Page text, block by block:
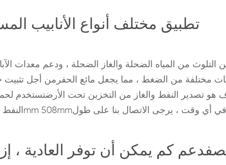
تطبيق مختلف أنواع الأنابيب
التلوث من المياه الضحلة والغاز الضحلة ، ودعم معدات
مختلفة من الضغط ، مما يجعل مائع الحفرمن أجل تثبيت
هو تصدير النفط والغاز من التخزين تحت الأرضتستخدم